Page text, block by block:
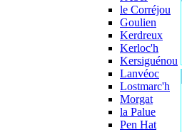
le Corréjou
Goulien
Kerdreux
Kerloc'h
Kersiguénou
Lanvéoc
Lostmarc'h
Morgat
la Palue
Pen Hat